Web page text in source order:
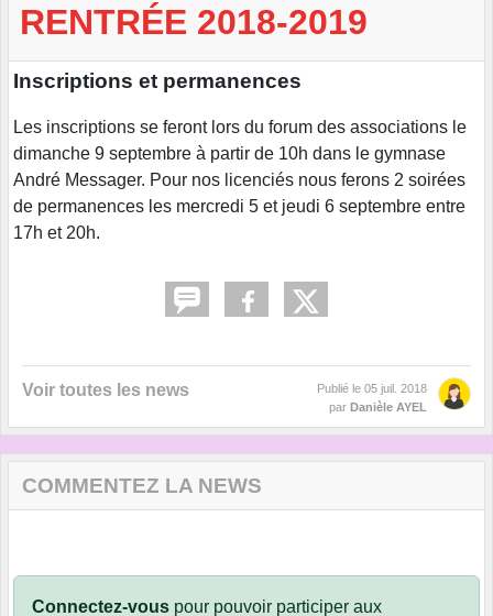
RENTRÉE 2018-2019
Inscriptions et permanences
Les inscriptions se feront lors du forum des associations le
dimanche 9 septembre à partir de 10h dans le gymnase
André Messager. Pour nos licenciés nous ferons 2 soirées
de permanences les mercredi 5 et jeudi 6 septembre entre
17h et 20h.
Voir toutes les news Publié le 05 juil. 2018
par Danièle AYEL
COMMENTEZ LA NEWS
Connectez-vous pour pouvoir participer aux